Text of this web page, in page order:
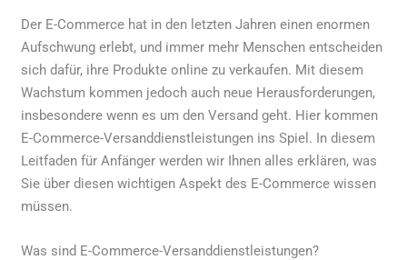
Der E-Commerce hat in den letzten Jahren einen enormen
Aufschwung erlebt, und immer mehr Menschen entscheiden
sich dafür, ihre Produkte online zu verkaufen. Mit diesem
Wachstum kommen jedoch auch neue Herausforderungen,
insbesondere wenn es um den Versand geht. Hier kommen
E-Commerce-Versanddienstleistungen ins Spiel. In diesem
Leitfaden für Anfänger werden wir Ihnen alles erklären, was
Sie über diesen wichtigen Aspekt des E-Commerce wissen
müssen.
Was sind E-Commerce-Versanddienstleistungen?